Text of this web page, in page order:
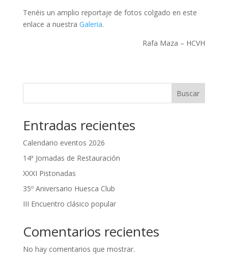
Tenéis un amplio reportaje de fotos colgado en este
enlace a nuestra Galeria.
Rafa Maza – HCVH
Buscar
Entradas recientes
Calendario eventos 2026
14ª Jornadas de Restauración
XXXI Pistonadas
35º Aniversario Huesca Club
III Encuentro clásico popular
Comentarios recientes
No hay comentarios que mostrar.